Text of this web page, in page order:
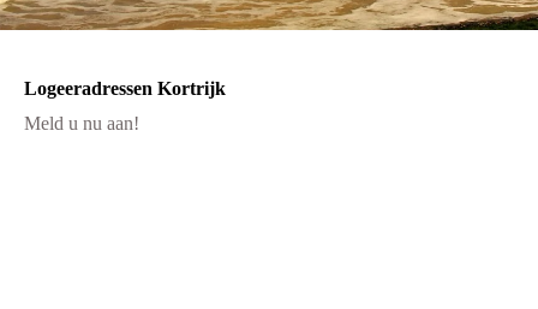
Logeeradressen Kortrijk
Meld u nu aan!